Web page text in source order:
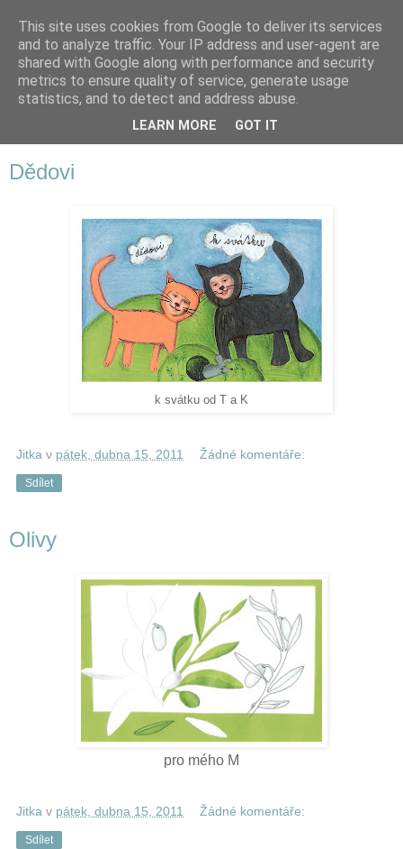
Dědovi
k svátku od T a K
Jitka v pátek, dubna 15, 2011 Žádné komentáře:
Sdílet
Olivy
pro mého M
Jitka v pátek, dubna 15, 2011 Žádné komentáře:
Sdílet
This site uses cookies from Google to deliver its services
and to analyze traffic. Your IP address and user-agent are
shared with Google along with performance and security
metrics to ensure quality of service, generate usage
statistics, and to detect and address abuse.
LEARN MORE GOT IT